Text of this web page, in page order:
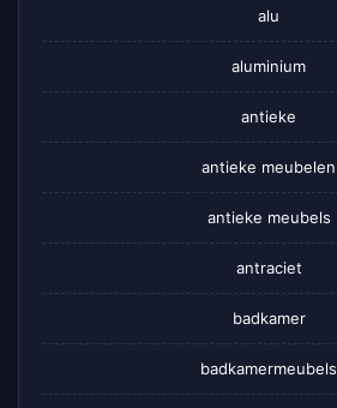
alu
aluminium
antieke
antieke meubelen
antieke meubels
antraciet
badkamer
badkamermeubels